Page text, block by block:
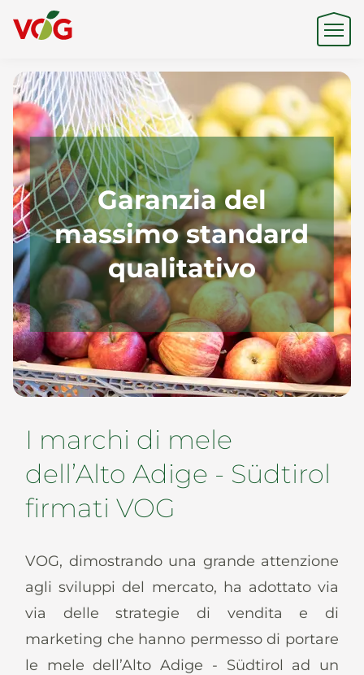
Origine
Expertise
Sostenibilità
Prodotti e Marchi
News
It De En Es
Garanzia del
massimo standard
qualitativo
I marchi di mele
dell’Alto Adige - Südtirol
firmati VOG
VOG, dimostrando una grande attenzione
agli sviluppi del mercato, ha adottato via
via delle strategie di vendita e di
marketing che hanno permesso di portare
le mele dell’Alto Adige - Südtirol ad un